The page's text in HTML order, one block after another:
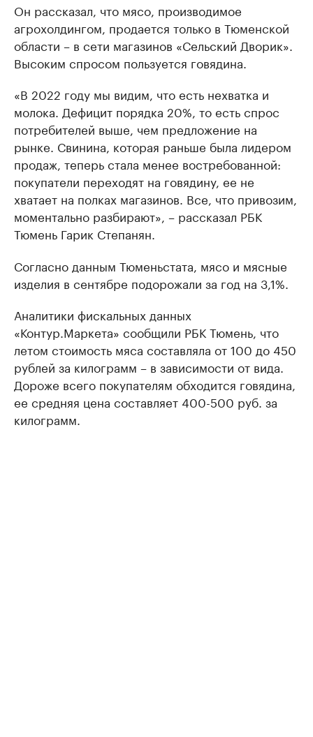
Он рассказал, что мясо, производимое
агрохолдингом, продается только в Тюменской
области – в сети магазинов «Сельский Дворик».
Высоким спросом пользуется говядина.
«В 2022 году мы видим, что есть нехватка и
молока. Дефицит порядка 20%, то есть спрос
потребителей выше, чем предложение на
рынке. Свинина, которая раньше была лидером
продаж, теперь стала менее востребованной:
покупатели переходят на говядину, ее не
хватает на полках магазинов. Все, что привозим,
моментально разбирают», – рассказал РБК
Тюмень Гарик Степанян.
Согласно данным Тюменьстата, мясо и мясные
изделия в сентябре подорожали за год на 3,1%.
Аналитики фискальных данных
«Контур.Маркета» сообщили РБК Тюмень, что
летом стоимость мяса составляла от 100 до 450
рублей за килограмм – в зависимости от вида.
Дороже всего покупателям обходится говядина,
ее средняя цена составляет 400-500 руб. за
килограмм.